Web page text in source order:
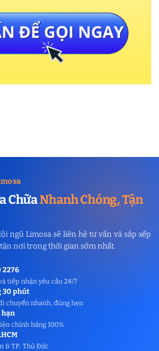
ChữaNhanh Chóng, Tận
ngũ Limosa sẽ liên hệ tư vấn và sắp xếp
nơi trong thời gian sớm nhất.
2276
tiếp nhận yêu cầu 24/7
30 phút
chuyển nhanh, đúng hẹn
hạn
chính hãng 100%
& TP. Thủ Đức